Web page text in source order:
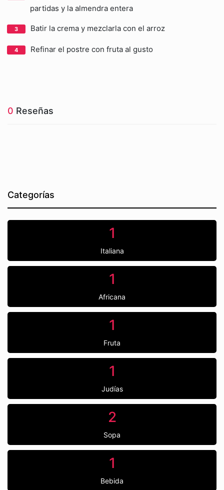
partidas y la almendra entera
Batir la crema y mezclarla con el arroz
Refinar el postre con fruta al gusto
0 Reseñas
Categorías
1
Italiana
1
Africana
1
Fruta
1
Judías
2
Sopa
1
Bebida